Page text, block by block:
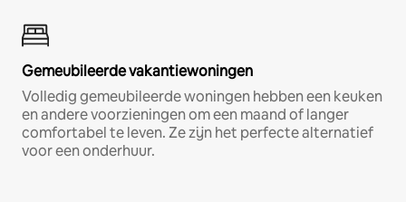
Gemeubileerde vakantiewoningen
Volledig gemeubileerde woningen hebben een keuken
en andere voorzieningen om een maand of langer
comfortabel te leven. Ze zijn het perfecte alternatief
voor een onderhuur.